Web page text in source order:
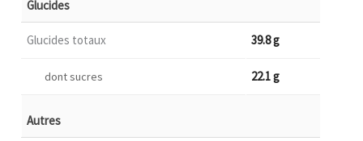
Glucides
Glucides totaux 39.8 g
dont sucres 22.1 g
Autres